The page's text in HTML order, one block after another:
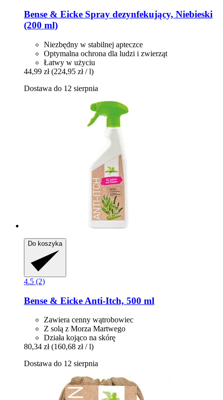
Bense & Eicke Spray dezynfekujący, Niebieski
(200 ml)
Niezbędny w stabilnej apteczce
Optymalna ochrona dla ludzi i zwierząt
Łatwy w użyciu
44,99 zł (224,95 zł / l)
Dostawa do 12 sierpnia
Do koszyka
4.5 (2)
Bense & Eicke Anti-​Itch, 500 ml
Zawiera cenny wątrobowiec
Z solą z Morza Martwego
Działa kojąco na skórę
80,34 zł (160,68 zł / l)
Dostawa do 12 sierpnia